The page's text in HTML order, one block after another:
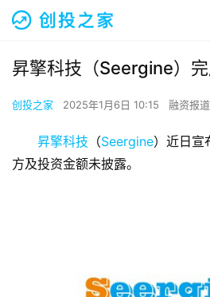
昇擎科技（Seergine）
创投之家 2025年1月6日 10:15 融资报道
昇擎科技 （Seergine）近日宣
方及投资金额未披露。